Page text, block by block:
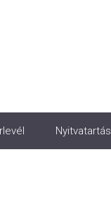
Nyitvatartás